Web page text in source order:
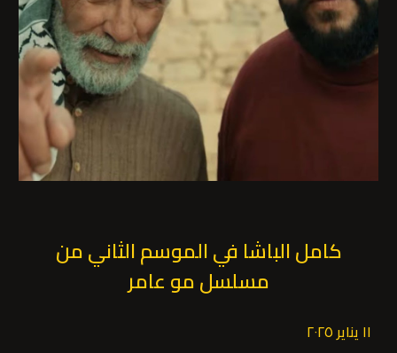
كامل الباشا في الموسم الثاني من
مسلسل مو عامر
١١ يناير ٢٠٢٥